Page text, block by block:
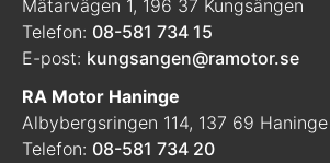
Mätarvägen 1, 196 37 Kungsängen
Telefon: 08-581 734 15
E-post: kungsangen@ramotor.se
RA Motor Haninge
Albybergsringen 114, 137 69 Haninge
Telefon: 08-581 734 20